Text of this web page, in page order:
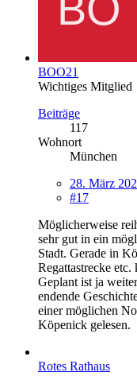
BOO21
Wichtiges Mitglied
Beiträge
117
Wohnort
München
28. März
#17
Möglicherweise
sehr gut in ein
Stadt. Gerade in
Regattastrecke
Geplant ist ja
endende
einer möglichen
Köpenick gelesen.
Rotes Rathaus